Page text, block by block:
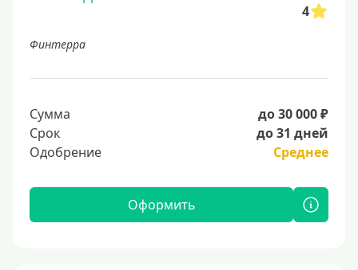
4
Финтерра
Сумма
до 30 000 ₽
Срок
до 31 дней
Одобрение
Среднее
Оформить